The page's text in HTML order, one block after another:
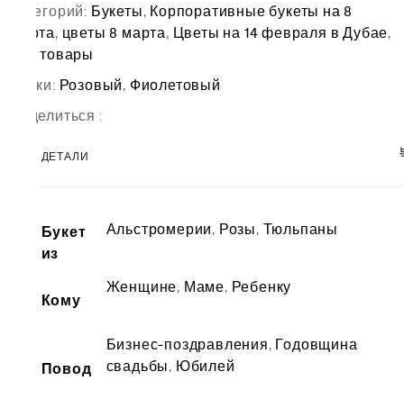
Категорий: Букеты, Корпоративные букеты на 8
Марта, цветы 8 марта, Цветы на 14 февраля в Дубае,
Все товары
Метки: Розовый, Фиолетовый
Поделиться :
ДЕТАЛИ
Букет
из
Альстромерии, Розы, Тюльпаны
Кому
Женщине, Маме, Ребенку
Повод
Бизнес-поздравления, Годовщина
свадьбы, Юбилей